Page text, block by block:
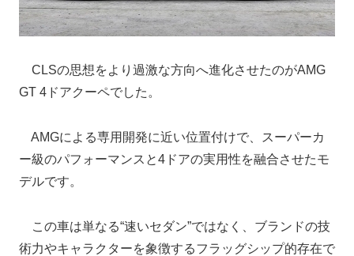
CLSの思想をより過激な方向へ進化させたのがAMG
GT 4ドアクーペでした。
AMGによる専用開発に近い位置付けで、スーパーカ
ー級のパフォーマンスと4ドアの実用性を融合させたモ
デルです。
この車は単なる“速いセダン”ではなく、ブランドの技
術力やキャラクターを象徴するフラッグシップ的存在で